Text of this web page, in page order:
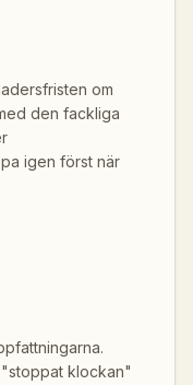
om
den fackliga
igen först när
klockan"